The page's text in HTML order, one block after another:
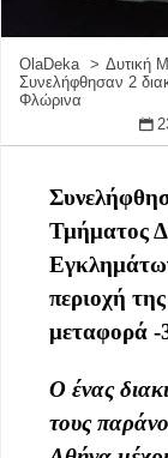
OlaDeka Δυτική
Συνελήφθησαν 2
Φλώρινα
Συνελήφθη
Τμήματος
περιοχή της
μεταφορά -
Ο ένας
τους